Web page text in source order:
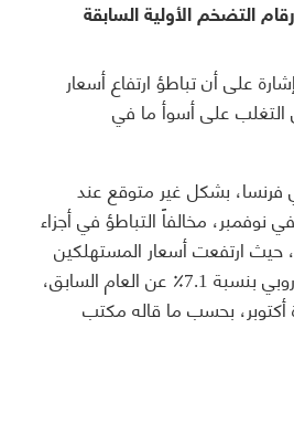
التضخم الأولية السابقة
على أن تباطؤ ارتفاع أسعار
التغلب على أسوأ ما في
بشكل غير متوقع عند
مخالفاً التباطؤ في أجزاء
حيث ارتفعت أسعار المستهلكين
في ثاني أكبر اقتصاد أوروبي بنسبة 7.1٪ عن العام السابق،
أكتوبر، بحسب ما قاله مكتب